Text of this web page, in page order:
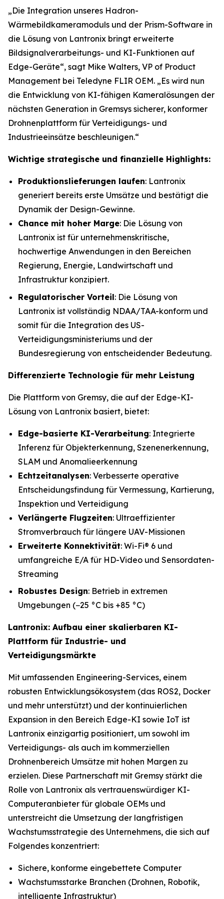
„Die Integration unseres Hadron-
Wärmebildkameramoduls und der Prism-Software in
die Lösung von Lantronix bringt erweiterte
Bildsignalverarbeitungs- und KI-Funktionen auf
Edge-Geräte“, sagt Mike Walters, VP of Product
Management bei Teledyne FLIR OEM. „Es wird nun
die Entwicklung von KI-fähigen Kameralösungen der
nächsten Generation in Gremsys sicherer, konformer
Drohnenplattform für Verteidigungs- und
Industrieeinsätze beschleunigen.“
Wichtige strategische und finanzielle Highlights:
Produktionslieferungen laufen: Lantronix
generiert bereits erste Umsätze und bestätigt die
Dynamik der Design-Gewinne.
Chance mit hoher Marge: Die Lösung von
Lantronix ist für unternehmenskritische,
hochwertige Anwendungen in den Bereichen
Regierung, Energie, Landwirtschaft und
Infrastruktur konzipiert.
Regulatorischer Vorteil: Die Lösung von
Lantronix ist vollständig NDAA/TAA-konform und
somit für die Integration des US-
Verteidigungsministeriums und der
Bundesregierung von entscheidender Bedeutung.
Differenzierte Technologie für mehr Leistung
Die Plattform von Gremsy, die auf der Edge-KI-
Lösung von Lantronix basiert, bietet:
Edge-basierte KI-Verarbeitung: Integrierte
Inferenz für Objekterkennung, Szenenerkennung,
SLAM und Anomalieerkennung
Echtzeitanalysen: Verbesserte operative
Entscheidungsfindung für Vermessung, Kartierung,
Inspektion und Verteidigung
Verlängerte Flugzeiten: Ultraeffizienter
Stromverbrauch für längere UAV-Missionen
Erweiterte Konnektivität: Wi-Fi® 6 und
umfangreiche E/A für HD-Video und Sensordaten-
Streaming
Robustes Design: Betrieb in extremen
Umgebungen (−25 °C bis +85 °C)
Lantronix: Aufbau einer skalierbaren KI-
Plattform für Industrie- und
Verteidigungsmärkte
Mit umfassenden Engineering-Services, einem
robusten Entwicklungsökosystem (das ROS2, Docker
und mehr unterstützt) und der kontinuierlichen
Expansion in den Bereich Edge-KI sowie IoT ist
Lantronix einzigartig positioniert, um sowohl im
Verteidigungs- als auch im kommerziellen
Drohnenbereich Umsätze mit hohen Margen zu
erzielen. Diese Partnerschaft mit Gremsy stärkt die
Rolle von Lantronix als vertrauenswürdiger KI-
Computeranbieter für globale OEMs und
unterstreicht die Umsetzung der langfristigen
Wachstumsstrategie des Unternehmens, die sich auf
Folgendes konzentriert:
Sichere, konforme eingebettete Computer
Wachstumsstarke Branchen (Drohnen, Robotik,
intelligente Infrastruktur)